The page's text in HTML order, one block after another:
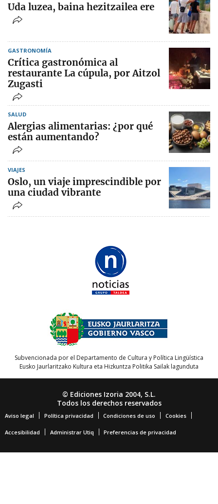
Uda luzea, baina hezitzailea ere
GASTRONOMÍA
Crítica gastronómica al
restaurante La cúpula, por Aitzol
Zugasti
SALUD
Alergias alimentarias: ¿por qué
están aumentando?
VIAJES
Oslo, un viaje imprescindible por
una ciudad vibrante
Subvencionada por el Departamento de Cultura y Política Lingüística
Eusko Jaurlaritzako Kultura eta Hizkuntza Politika Sailak lagunduta
© Ediciones Izoria 2004, S.L.
Todos los derechos reservados
Aviso legal Política privacidad Condiciones de uso Cookies
Accesibilidad Administrar Utiq Preferencias de privacidad